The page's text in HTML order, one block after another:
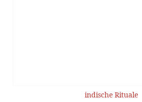
indische Rituale